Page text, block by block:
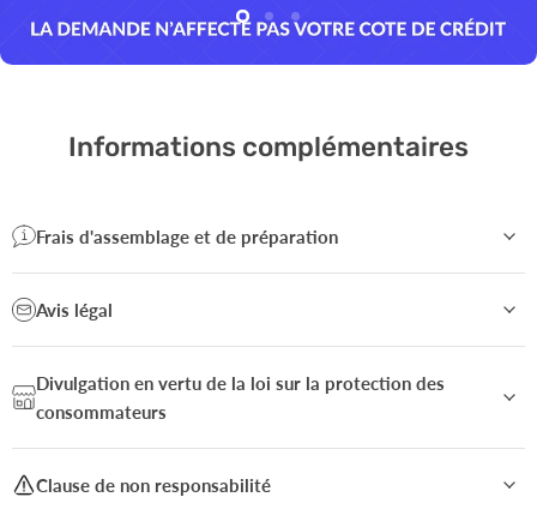
Diapositive
Diapositive
Diapositive
Informations complémentaires
Frais d'assemblage et de préparation
Avis légal
Divulgation en vertu de la loi sur la protection des
consommateurs
Clause de non responsabilité